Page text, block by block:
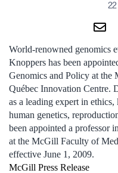
World-renowned genomics
Knoppers has been
Genomics and Policy at
Québec Innovation Centre.
as a leading expert in
human genetics,
been appointed a professor
at the McGill Faculty of
effective June 1, 2009.
McGill Press Release